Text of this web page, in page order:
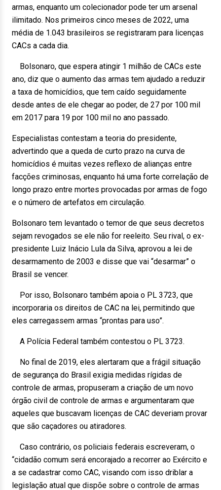
armas, enquanto um colecionador pode ter um arsenal
ilimitado. Nos primeiros cinco meses de 2022, uma
média de 1.043 brasileiros se registraram para licenças
CACs a cada dia.
Bolsonaro, que espera atingir 1 milhão de CACs este
ano, diz que o aumento das armas tem ajudado a reduzir
a taxa de homicídios, que tem caído seguidamente
desde antes de ele chegar ao poder, de 27 por 100 mil
em 2017 para 19 por 100 mil no ano passado.
Especialistas contestam a teoria do presidente,
advertindo que a queda de curto prazo na curva de
homicídios é muitas vezes reflexo de alianças entre
facções criminosas, enquanto há uma forte correlação de
longo prazo entre mortes provocadas por armas de fogo
e o número de artefatos em circulação.
Bolsonaro tem levantado o temor de que seus decretos
sejam revogados se ele não for reeleito. Seu rival, o ex-
presidente Luiz Inácio Lula da Silva, aprovou a lei de
desarmamento de 2003 e disse que vai “desarmar” o
Brasil se vencer.
Por isso, Bolsonaro também apoia o PL 3723, que
incorporaria os direitos de CAC na lei, permitindo que
eles carregassem armas “prontas para uso”.
A Polícia Federal também contestou o PL 3723.
No final de 2019, eles alertaram que a frágil situação
de segurança do Brasil exigia medidas rígidas de
controle de armas, propuseram a criação de um novo
órgão civil de controle de armas e argumentaram que
aqueles que buscavam licenças de CAC deveriam provar
que são caçadores ou atiradores.
Caso contrário, os policiais federais escreveram, o
“cidadão comum será encorajado a recorrer ao Exército e
a se cadastrar como CAC, visando com isso driblar a
legislação atual que dispõe sobre o controle de armas